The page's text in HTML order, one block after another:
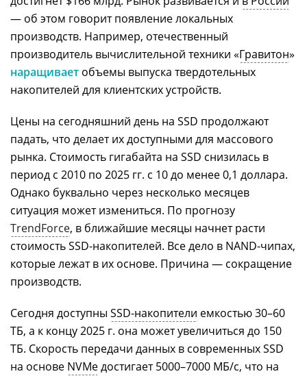
— об этом говорит появление локальных
производств. Например, отечественный
производитель вычислительной техники «Гравитон»
наращивает объемы выпуска твердотельных
накопителей для клиентских устройств.
Цены на сегодняшний день на SSD продолжают
падать, что делает их доступными для массового
рынка. Стоимость гигабайта на SSD снизилась в
период с 2010 по 2025 гг. с 10 до менее 0,1 доллара.
Однако буквально через несколько месяцев
ситуация может измениться. По прогнозу
TrendForce, в ближайшие месяцы начнет расти
стоимость SSD-накопителей. Все дело в NAND-чипах,
которые лежат в их основе. Причина — сокращение
производств.
Сегодня доступны SSD-накопители емкостью 30–60
ТБ, а к концу 2025 г. она может увеличиться до 150
ТБ. Скорость передачи данных в современных SSD
на основе NVMeдостигает 5000–7000 МБ/с, что на